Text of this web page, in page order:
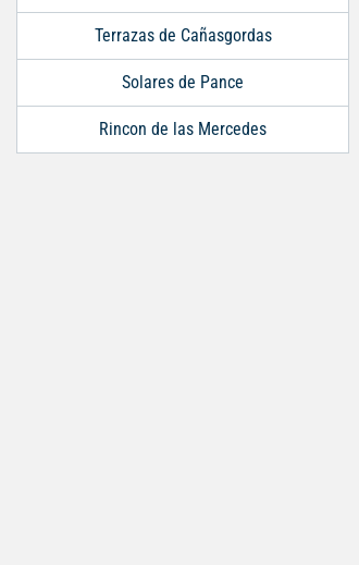
Terrazas de Cañasgordas
Solares de Pance
Rincon de las Mercedes